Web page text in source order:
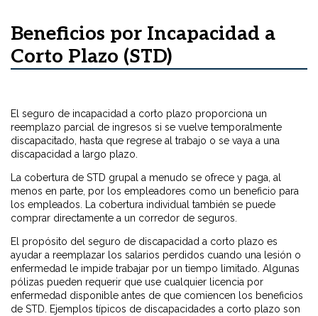
Beneficios por Incapacidad a
Corto Plazo (STD)
El seguro de incapacidad a corto plazo proporciona un
reemplazo parcial de ingresos si se vuelve temporalmente
discapacitado, hasta que regrese al trabajo o se vaya a una
discapacidad a largo plazo.
La cobertura de STD grupal a menudo se ofrece y paga, al
menos en parte, por los empleadores como un beneficio para
los empleados. La cobertura individual también se puede
comprar directamente a un corredor de seguros.
El propósito del seguro de discapacidad a corto plazo es
ayudar a reemplazar los salarios perdidos cuando una lesión o
enfermedad le impide trabajar por un tiempo limitado. Algunas
pólizas pueden requerir que use cualquier licencia por
enfermedad disponible antes de que comiencen los beneficios
de STD. Ejemplos típicos de discapacidades a corto plazo son